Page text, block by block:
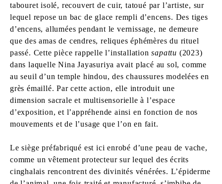
tabouret isolé, recouvert de cuir, tatoué par l’artiste, sur
lequel repose un bac de glace rempli d’encens. Des tiges
d’encens, allumées pendant le vernissage, ne demeure
que des amas de cendres, reliques éphémères du rituel
passé. Cette pièce rappelle l’installationsapattu (2023)
dans laquelle Nina Jayasuriya avait placé au sol, comme
au seuil d’un temple hindou, des chaussures modelées en
grès émaillé. Par cette action, elle introduit une
dimension sacrale et multisensorielle à l’espace
d’exposition, et l’appréhende ainsi en fonction de nos
mouvements et de l’usage que l’on en fait.
Le siège préfabriqué est ici enrobé d’une peau de vache,
comme un vêtement protecteur sur lequel des écrits
cinghalais rencontrent des divinités vénérées. L’épiderme